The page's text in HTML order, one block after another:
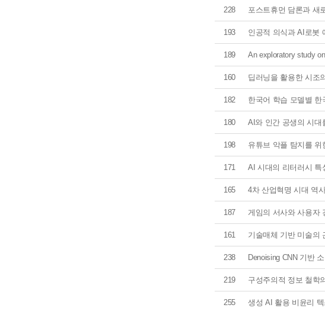
228 포스트휴먼 담론과 새
193 인공적 의식과 AI로봇
189 An exploratory study
160 딥러닝을 활용한 시조
182 한국어 학습 모델별
180 AI와 인간 공생의 시대
198 유튜브 악플 탐지를
171 AI 시대의 리터러시 특
165 4차 산업혁명 시대 역
187 게임의 서사와 사용자
161 기술매체 기반 미술의
238 Denoising CNN 기반
219 구성주의적 정보 철학
255 생성 AI 활용 비윤리